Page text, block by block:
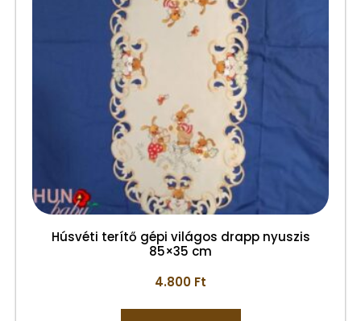
Húsvéti terítő gépi világos drapp nyuszis
85×35 cm
4.800 Ft